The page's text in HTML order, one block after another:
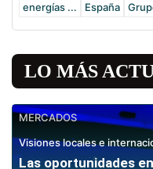
energías ...
España
LO MÁS
MERCADOS
Visiones locales e
Las oportunidades